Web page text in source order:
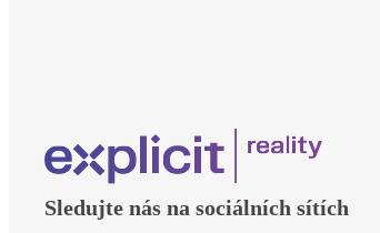
Sledujte nás na sociálních sítích